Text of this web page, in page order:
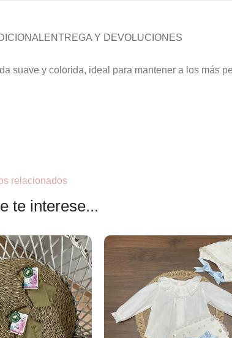
ENTREGA Y DEVOLUCIONES
suave y colorida, ideal para mantener a los más
relacionados
te interese...